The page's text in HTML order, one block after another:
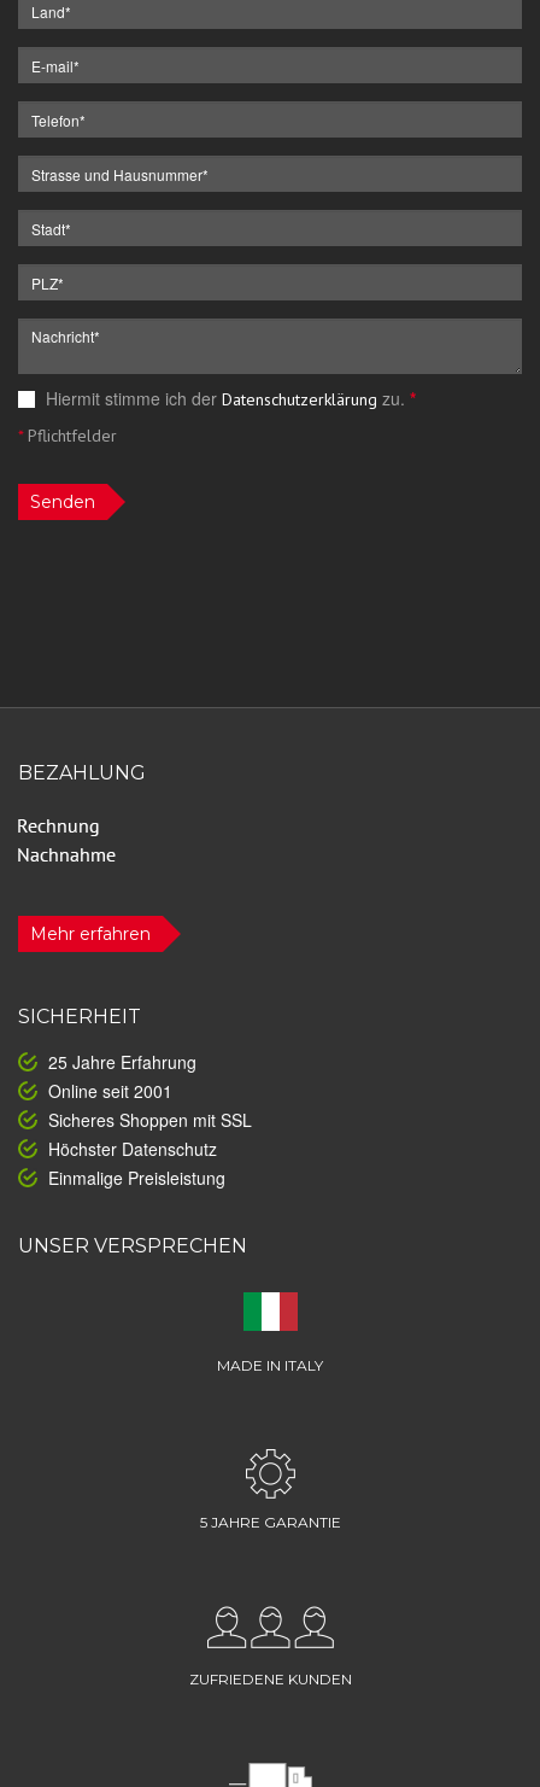
Hiermit stimme ich der Datenschutzerklärung zu. *
*Pflichtfelder
Senden
BEZAHLUNG
Mehr erfahren
SICHERHEIT
25 Jahre Erfahrung
Online seit 2001
Sicheres Shoppen mit SSL
Höchster Datenschutz
Einmalige Preisleistung
UNSER VERSPRECHEN
MADE IN ITALY
5 JAHRE GARANTIE
ZUFRIEDENE KUNDEN